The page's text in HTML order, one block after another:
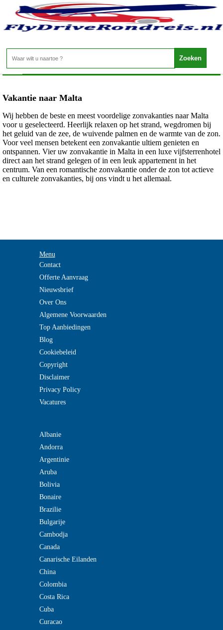
Malta - Malta
Home>
Vakantie naar Malta
Wij hebben de beste en meest voordelige zonvakanties naar Malta
voor u geselecteerd. Heerlijk relaxen op het strand, wegdromen bij
het geluid van de zee, de wuivende palmen en de warmte van de zon.
Voor veel mensen betekent een zonvakantie ultiem genieten en
ontspannen. Vier uw zonvakantie in Malta in een luxe vijfsterrenhotel
direct aan het strand gelegen of in een leuk appartement in het
centrum. Van een romantische zonvakantie onder de zon tot actieve
en culturele zonvakanties, bij ons vindt u het allemaal.
Menu
Contact
Offerte Aanvraag
Nieuwsbrief
Over Ons
Algemene Voorwaarden
Top Aanbiedingen
Blog
Cookiebeleid
Copyright
Disclaimer
Privacy Policy
Vacatures
Albanie
Andorra
Argentinie
Aruba
Bolivia
Bonaire
Brazilie
Bulgarije
Cambodja
Canada
Canarische Eilanden
China
Colombia
Costa Rica
Cuba
Curacao